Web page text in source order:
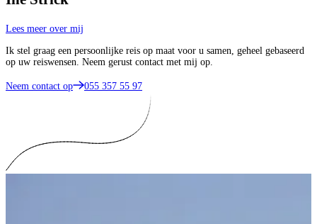
Lees meer over mij
Ik stel graag een persoonlijke reis op maat voor u samen, geheel gebaseerd
op uw reiswensen. Neem gerust contact met mij op.
Neem contact op 055 357 55 97